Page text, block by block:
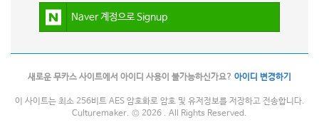
Naver 계정으로 Signup
새로운 무카스 사이트에서 아이디 사용이 불가능하신가요? 아이디 변경하기
이 사이트는 최소 256비트 AES 암호화로 암호 및 유저정보를 저장하고 전송합니다.
Culturemaker. © 2026 . All Rights Reserved.